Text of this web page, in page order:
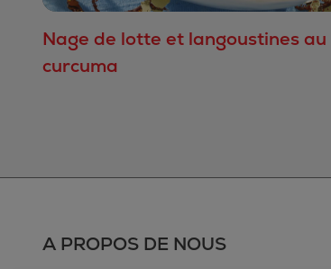
Nage de lotte et langoustines au
curcuma
A PROPOS DE NOUS